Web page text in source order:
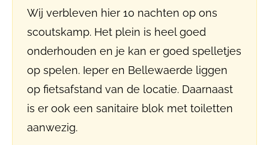
Wij verbleven hier 10 nachten op ons
scoutskamp. Het plein is heel goed
onderhouden en je kan er goed spelletjes
op spelen. Ieper en Bellewaerde liggen
op fietsafstand van de locatie. Daarnaast
is er ook een sanitaire blok met toiletten
aanwezig.